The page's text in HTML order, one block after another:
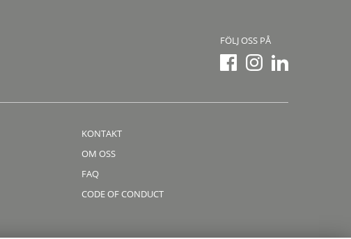
FÖLJ OSS PÅ
KONTAKT
OM OSS
FAQ
CODE OF CONDUCT